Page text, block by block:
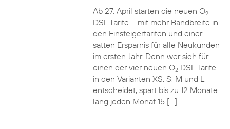
Ab 27. April starten die neuen O2
DSL Tarife – mit mehr Bandbreite in
den Einsteigertarifen und einer
satten Ersparnis für alle Neukunden
im ersten Jahr. Denn wer sich für
einen der vier neuen O2DSL Tarife
in den Varianten XS, S, M und L
entscheidet, spart bis zu 12 Monate
lang jeden Monat 15 […]